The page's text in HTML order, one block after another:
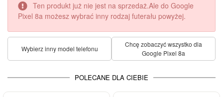
Ten produkt już nie jest na sprzedaż.Ale do Google
Pixel 8a możesz wybrać inny rodzaj futerału powyżej.
Wybierz inny model telefonu
Chcę zobaczyć wszystko dla
Google Pixel 8a
POLECANE DLA CIEBIE